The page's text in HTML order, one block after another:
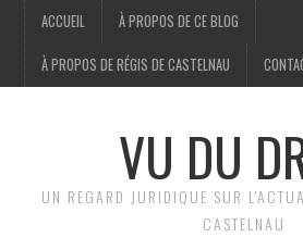
ACCUEIL À PROPOS DE CE BLOG
À PROPOS DE RÉGIS DE CASTELNAU
VU DU
UN REGARD JURIDIQUE SUR
CASTELNAU